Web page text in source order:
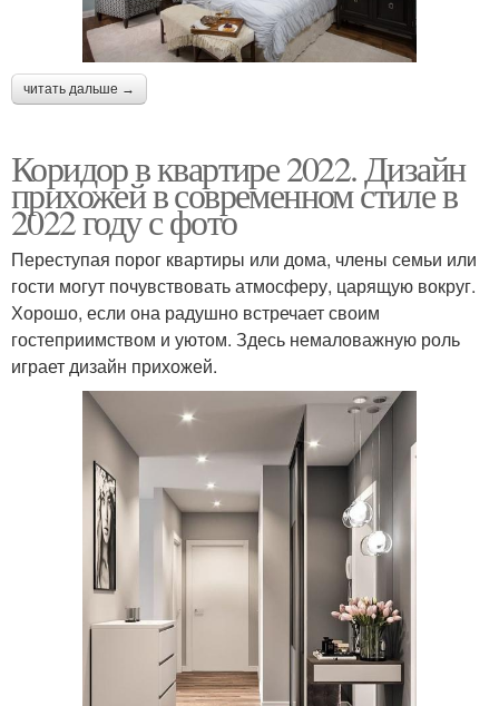
читать дальше →
Коридор в квартире 2022. Дизайн
прихожей в современном стиле в
2022 году с фото
Переступая порог квартиры или дома, члены семьи или
гости могут почувствовать атмосферу, царящую вокруг.
Хорошо, если она радушно встречает своим
гостеприимством и уютом. Здесь немаловажную роль
играет дизайн прихожей.